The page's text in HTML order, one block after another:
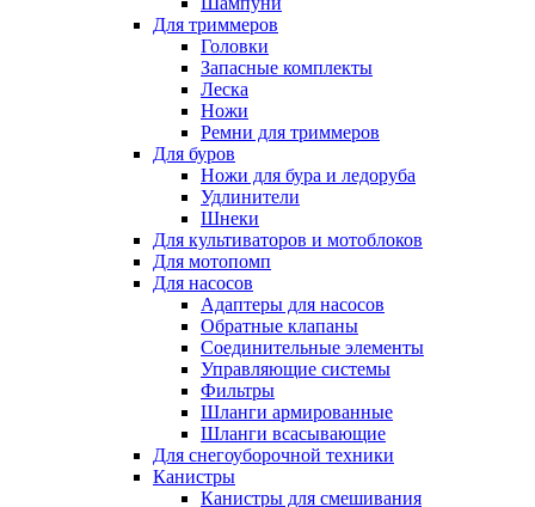
Для триммеров
Головки
Запасные комплекты
Леска
Ножи
Ремни для триммеров
Для буров
Ножи для бура и ледоруба
Удлинители
Шнеки
Для культиваторов и мотоблоков
Для мотопомп
Для насосов
Адаптеры для насосов
Обратные клапаны
Соединительные элементы
Управляющие системы
Фильтры
Шланги армированные
Шланги всасывающие
Для снегоуборочной техники
Канистры
Канистры для смешивания